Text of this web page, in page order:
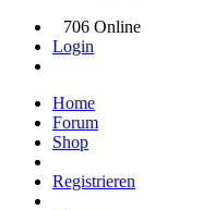
706 Online
Login
Home
Forum
Shop
Registrieren